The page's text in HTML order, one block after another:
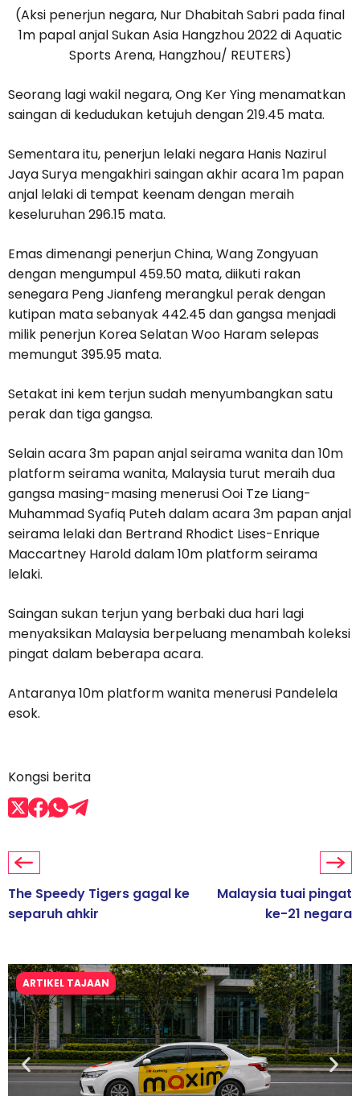
(Aksi penerjun negara, Nur Dhabitah Sabri pada final
1m papal anjal Sukan Asia Hangzhou 2022 di Aquatic
Sports Arena, Hangzhou/ REUTERS)
Seorang lagi wakil negara, Ong Ker Ying menamatkan
saingan di kedudukan ketujuh dengan 219.45 mata.
Sementara itu, penerjun lelaki negara Hanis Nazirul
Jaya Surya mengakhiri saingan akhir acara 1m papan
anjal lelaki di tempat keenam dengan meraih
keseluruhan 296.15 mata.
Emas dimenangi penerjun China, Wang Zongyuan
dengan mengumpul 459.50 mata, diikuti rakan
senegara Peng Jianfeng merangkul perak dengan
kutipan mata sebanyak 442.45 dan gangsa menjadi
milik penerjun Korea Selatan Woo Haram selepas
memungut 395.95 mata.
Setakat ini kem terjun sudah menyumbangkan satu
perak dan tiga gangsa.
Selain acara 3m papan anjal seirama wanita dan 10m
platform seirama wanita, Malaysia turut meraih dua
gangsa masing-masing menerusi Ooi Tze Liang-
Muhammad Syafiq Puteh dalam acara 3m papan anjal
seirama lelaki dan Bertrand Rhodict Lises-Enrique
Maccartney Harold dalam 10m platform seirama
lelaki.
Saingan sukan terjun yang berbaki dua hari lagi
menyaksikan Malaysia berpeluang menambah koleksi
pingat dalam beberapa acara.
Antaranya 10m platform wanita menerusi Pandelela
esok.
Kongsi berita
The Speedy Tigers gagal ke
separuh ahkir
Malaysia tuai pingat
ke-21 negara
ARTIKEL TAJAAN